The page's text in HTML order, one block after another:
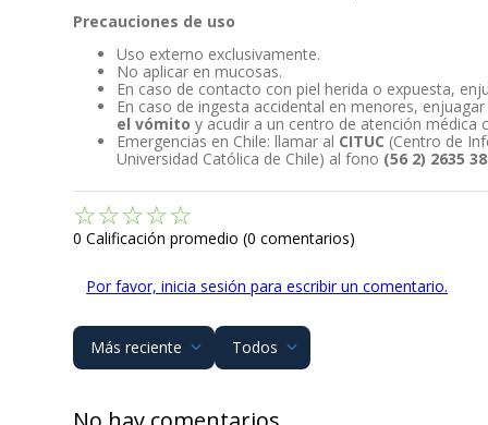
Precauciones de uso
Uso externo exclusivamente.
No aplicar en mucosas.
En caso de contacto con piel herida o expuesta,
En caso de ingesta accidental en menores,
el vómito y acudir a un centro de atención médica
Emergencias en Chile: llamar al CITUC (Centro de
Universidad Católica de Chile) al fono (56 2) 2635
☆☆☆☆☆
0 Calificación promedio (0 comentarios)
Por favor, inicia sesión para escribir un comentario.
Más reciente Todos